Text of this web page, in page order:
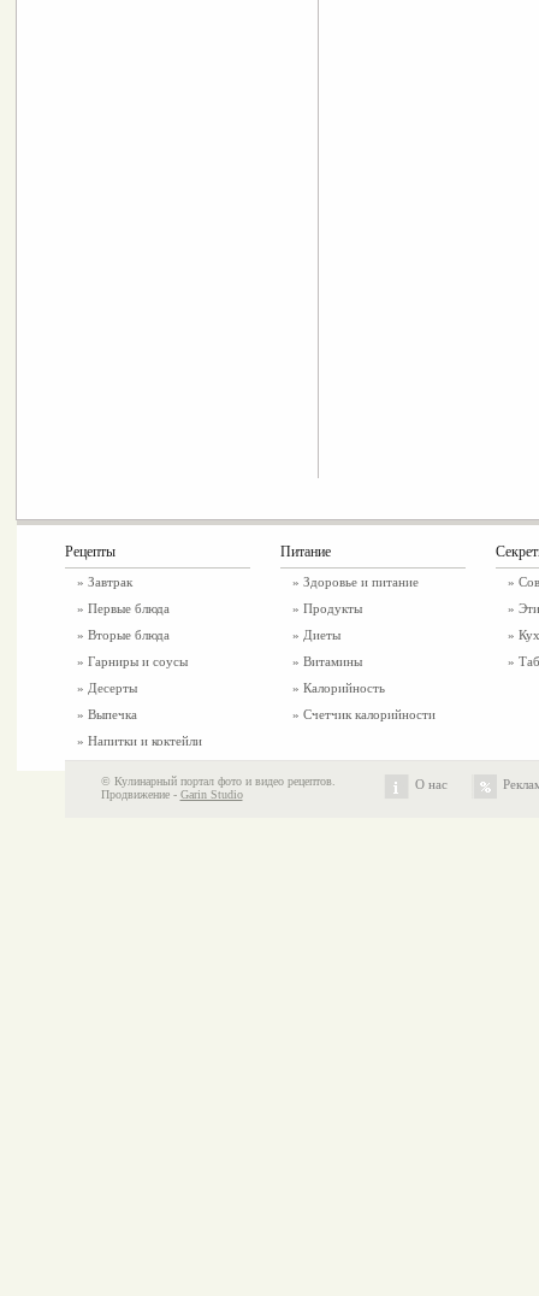
Рецепты
» Завтрак
» Первые блюда
» Вторые блюда
» Гарниры и соусы
» Десерты
» Выпечка
» Напитки и коктейли
Питание
» Здоровье и питание
» Продукты
» Диеты
» Витамины
» Калорийность
» Счетчик калорийности
»
»
»
»
© Кулинарный портал фото и видео рецептов.
Продвижение - Garin Studio
О нас